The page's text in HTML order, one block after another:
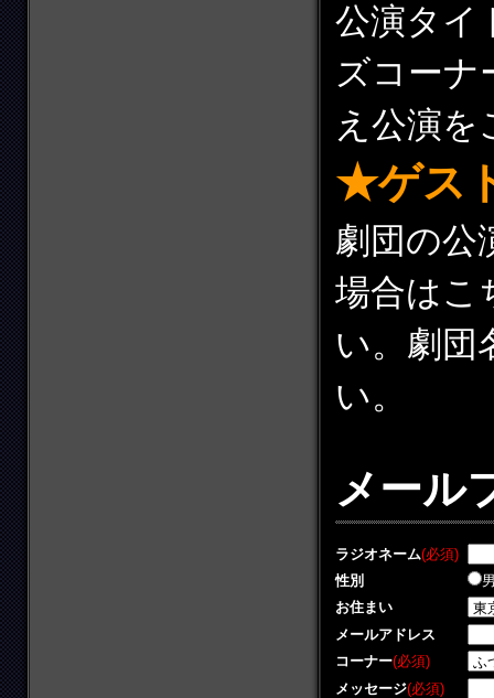
公演タイ
ズコーナ
え公演を
★ゲス
劇団の公
場合はこ
い。劇団
い。
メール
ラジオネーム(必須)
性別
お住まい
メールアドレス
コーナー(必須)
メッセージ(必須)